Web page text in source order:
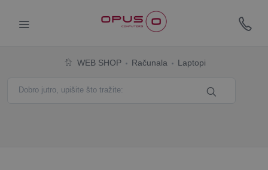
WEB SHOP Računala Laptopi